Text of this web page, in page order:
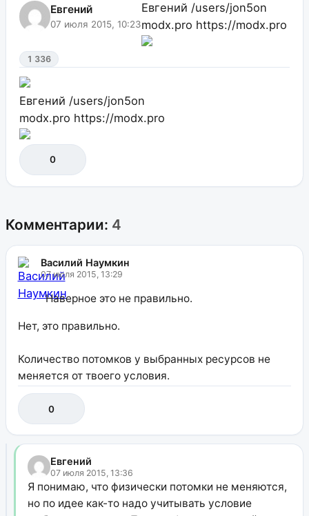
Евгений
07 июля 2015, 10:23
Евгений /users/jon5on
modx.pro https://modx.pro
1 336
Евгений /users/jon5on
modx.pro https://modx.pro
0
Комментарии: 4
Василий Наумкин
07 июля 2015, 13:29
Наверное это не правильно.
Нет, это правильно.
Количество потомков у выбранных ресурсов не
меняется от твоего условия.
0
Евгений
07 июля 2015, 13:36
Я понимаю, что физически потомки не меняются,
но по идее как-то надо учитывать условие